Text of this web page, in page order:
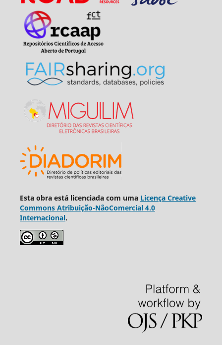
Esta obra está licenciada com uma Licença Creative
Commons Atribuição-NãoComercial 4.0
Internacional.